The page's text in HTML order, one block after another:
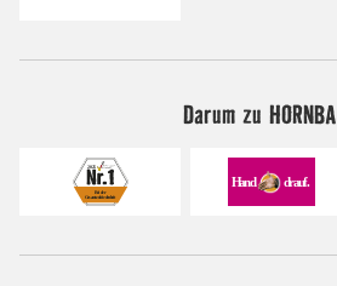
Darum zu